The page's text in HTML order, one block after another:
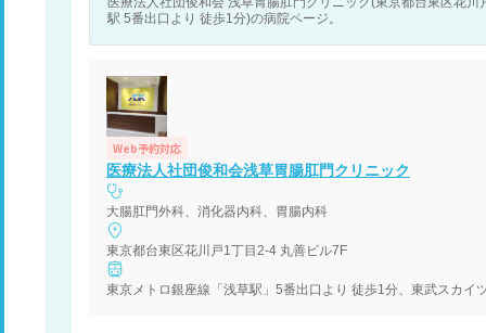
駅 5番出口より 徒歩1分)の病院ページ。
Web予約対応
医療法人社団俊和会浅草胃腸肛門クリニック
大腸肛門外科、消化器内科、胃腸内科
東京都台東区花川戸1丁目2-4 丸善ビル7F
東京メトロ銀座線「浅草駅」5番出口より 徒歩1分、東武スカ